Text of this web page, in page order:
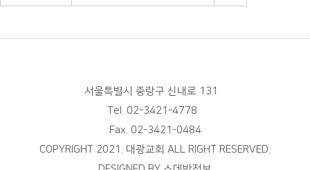
서울특별시 중랑구 신내로 131
Tel. 02-3421-4778
Fax. 02-3421-0484
COPYRIGHT 2021. 대광교회 ALL RIGHT RESERVED.